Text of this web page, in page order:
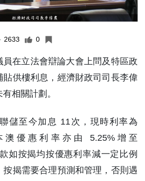
2633 0
員在立法會辯論大會上問及特區政
貼供樓利息，經濟財政司司長李偉
相關計劃。
儲至今加息 11次，現時利率為
澳優惠利率亦由 5.25%增至
如按揭均按優惠利率減一定比例
按揭需要合理預測和管理，否則遇